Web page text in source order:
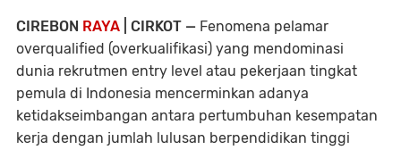
CIREBON RAYA | CIRKOT — Fenomena pelamar
overqualified (overkualifikasi) yang mendominasi
dunia rekrutmen entry level atau pekerjaan tingkat
pemula di Indonesia mencerminkan adanya
ketidakseimbangan antara pertumbuhan kesempatan
kerja dengan jumlah lulusan berpendidikan tinggi